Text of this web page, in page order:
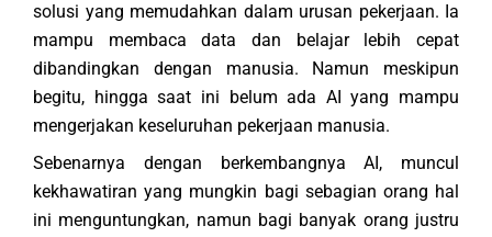
solusi yang memudahkan dalam urusan pekerjaan. Ia
mampu membaca data dan belajar lebih cepat
dibandingkan dengan manusia. Namun meskipun
begitu, hingga saat ini belum ada AI yang mampu
mengerjakan keseluruhan pekerjaan manusia.
Sebenarnya dengan berkembangnya AI, muncul
kekhawatiran yang mungkin bagi sebagian orang hal
ini menguntungkan, namun bagi banyak orang justru